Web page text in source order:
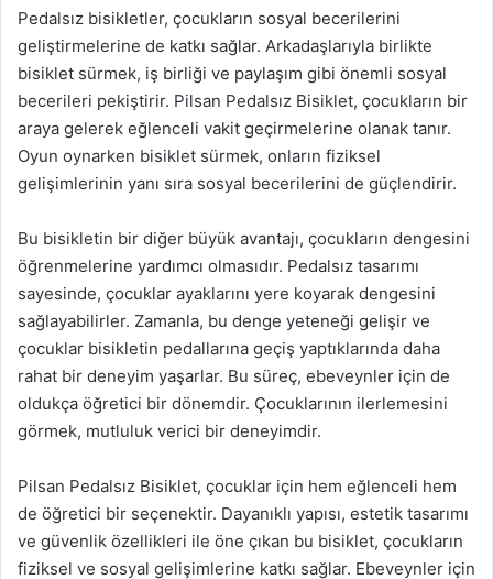
Pedalsız bisikletler, çocukların sosyal becerilerini
geliştirmelerine de katkı sağlar. Arkadaşlarıyla birlikte
bisiklet sürmek, iş birliği ve paylaşım gibi önemli sosyal
becerileri pekiştirir. Pilsan Pedalsız Bisiklet, çocukların bir
araya gelerek eğlenceli vakit geçirmelerine olanak tanır.
Oyun oynarken bisiklet sürmek, onların fiziksel
gelişimlerinin yanı sıra sosyal becerilerini de güçlendirir.
Bu bisikletin bir diğer büyük avantajı, çocukların dengesini
öğrenmelerine yardımcı olmasıdır. Pedalsız tasarımı
sayesinde, çocuklar ayaklarını yere koyarak dengesini
sağlayabilirler. Zamanla, bu denge yeteneği gelişir ve
çocuklar bisikletin pedallarına geçiş yaptıklarında daha
rahat bir deneyim yaşarlar. Bu süreç, ebeveynler için de
oldukça öğretici bir dönemdir. Çocuklarının ilerlemesini
görmek, mutluluk verici bir deneyimdir.
Pilsan Pedalsız Bisiklet, çocuklar için hem eğlenceli hem
de öğretici bir seçenektir. Dayanıklı yapısı, estetik tasarımı
ve güvenlik özellikleri ile öne çıkan bu bisiklet, çocukların
fiziksel ve sosyal gelişimlerine katkı sağlar. Ebeveynler için